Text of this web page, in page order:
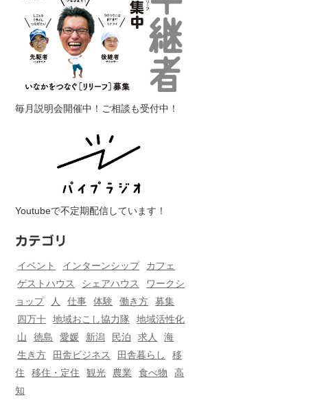
毎月説明会開催中！ご相談も受付中！
Youtubeで不定期配信しています！
カテゴリ
イベント インターンシップ
カフェ
ゲストハウス
シェアハウス
ワークシ
ョップ
人 仕事 体験 働き方
募集
四万十
地域おこし協力隊
地域活性化
山
徳島 愛媛 新潟 民泊 求人
海
生き方
田舎ビジネス 田舎暮らし
移
住
移住・定住 観光 農業 食べ物
高
知